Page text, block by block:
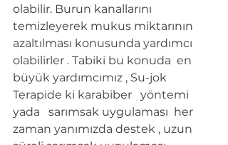
olabilir. Burun kanallarını
temizleyerek mukus miktarının
azaltılması konusunda yardımcı
olabilirler . Tabiki bu konuda  en
büyük yardımcımız , Su-jok
Terapide ki karabiber   yöntemi
yada   sarımsak uygulaması  her
zaman yanımızda destek , uzun